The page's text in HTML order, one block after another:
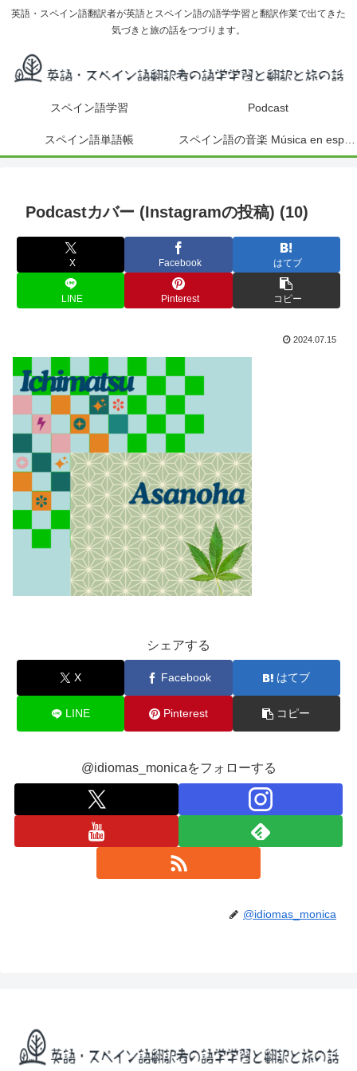
英語・スペイン語翻訳者が英語とスペイン語の語学学習と翻訳作業で出てきた
気づきと旅の話をつづります。
スペイン語学習 Podcast
スペイン語単語帳
Podcastカバー (Instagramの投稿) (10)
X Facebook はてブ
LINE Pinterest コピー
2024.07.15
シェアする
X Facebook はてブ
LINE Pinterest コピー
@idiomas_monicaをフォローする
@idiomas_monica